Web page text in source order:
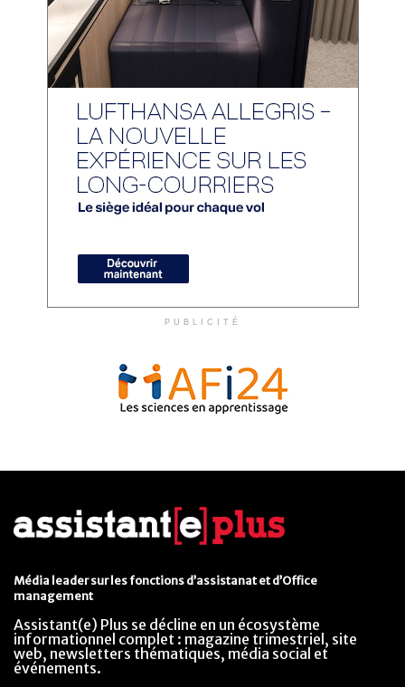
PUBLICITÉ
Média leader sur les fonctions d’assistanat et d’Office
management
Assistant(e) Plus se décline en un écosystème
informationnel complet : magazine trimestriel, site
web, newsletters thématiques, média social et
événements.